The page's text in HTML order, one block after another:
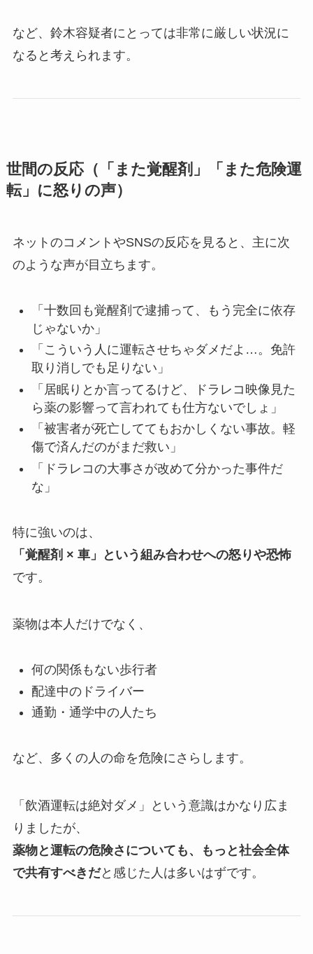
など、鈴木容疑者にとっては非常に厳しい状況に
なると考えられます。
世間の反応（「また覚醒剤」「また危険運
転」に怒りの声）
ネットのコメントやSNSの反応を見ると、主に次
のような声が目立ちます。
「十数回も覚醒剤で逮捕って、もう完全に依存
じゃないか」
「こういう人に運転させちゃダメだよ…。免許
取り消しでも足りない」
「居眠りとか言ってるけど、ドラレコ映像見た
ら薬の影響って言われても仕方ないでしょ」
「被害者が死亡しててもおかしくない事故。軽
傷で済んだのがまだ救い」
「ドラレコの大事さが改めて分かった事件だ
な」
特に強いのは、
「覚醒剤 × 車」という組み合わせへの怒りや恐怖
です。
薬物は本人だけでなく、
何の関係もない歩行者
配達中のドライバー
通勤・通学中の人たち
など、多くの人の命を危険にさらします。
「飲酒運転は絶対ダメ」という意識はかなり広ま
りましたが、
薬物と運転の危険さについても、もっと社会全体
で共有すべきだと感じた人は多いはずです。